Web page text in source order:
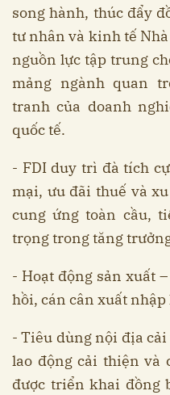
song hành, thúc đẩy
tư nhân và kinh tế
nguồn lực tập trung
mảng ngành quan
tranh của doanh
quốc tế.
- FDI duy trì đà tích
mại, ưu đãi thuế và
cung ứng toàn cầu,
trọng trong tăng
- Hoạt động sản xuất
hồi, cán cân xuất
- Tiêu dùng nội địa
lao động cải thiện và
được triển khai đồng